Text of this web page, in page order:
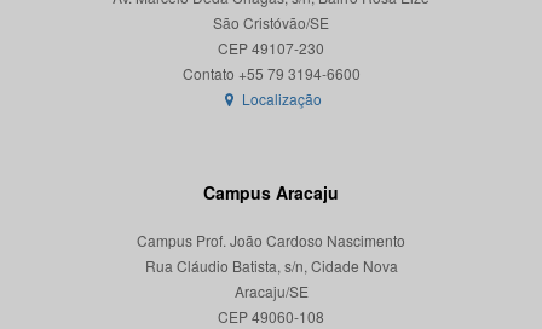
São Cristóvão/SE
CEP 49107-230
Localização
Campus Aracaju
Campus Prof. João Cardoso Nascimento
Rua Cláudio Batista, s/n, Cidade Nova
Aracaju/SE
CEP 49060-108